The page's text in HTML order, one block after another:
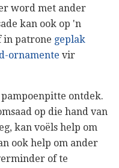
word met ander
kan ook op 'n
in patrone geplak
ornamente vir
ontdek.
op die hand van
kan voëls help om
ook help om ander
of te